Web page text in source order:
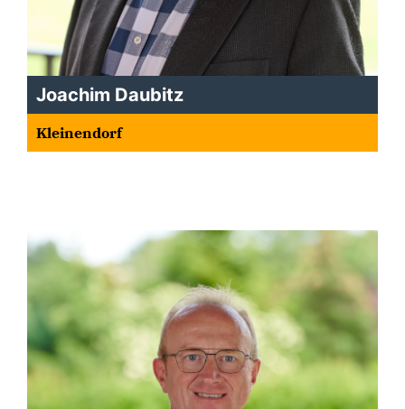
Joachim Daubitz
Kleinendorf